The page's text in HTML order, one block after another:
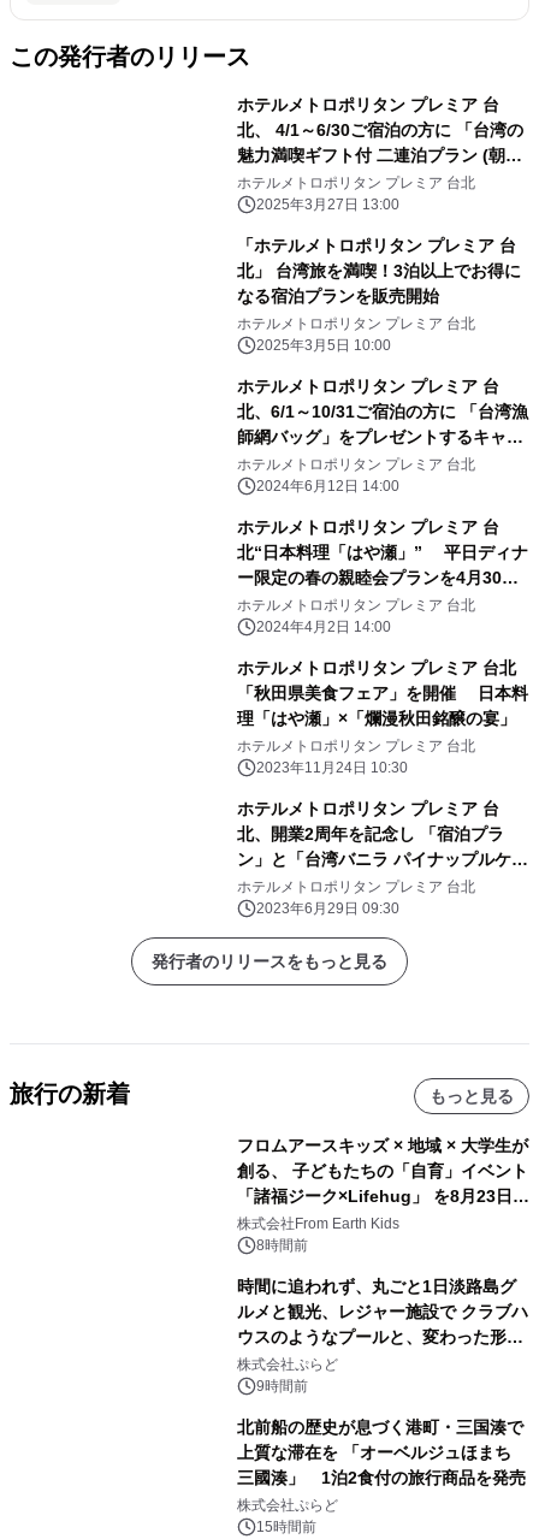
この発行者のリリース
ホテルメトロポリタン プレミア 台
北、 4/1～6/30ご宿泊の方に 「台湾の
魅力満喫ギフト付 二連泊プラン (朝食
付)」 キャンペーンを実施(数量限定)
ホテルメトロポリタン プレミア 台北
2025年3月27日 13:00
「ホテルメトロポリタン プレミア 台
北」 台湾旅を満喫！3泊以上でお得に
なる宿泊プランを販売開始
ホテルメトロポリタン プレミア 台北
2025年3月5日 10:00
ホテルメトロポリタン プレミア 台
北、6/1～10/31ご宿泊の方に 「台湾漁
師網バッグ」をプレゼントするキャン
ペーンを実施
ホテルメトロポリタン プレミア 台北
2024年6月12日 14:00
ホテルメトロポリタン プレミア 台
北“日本料理「はや瀬」” 平日ディナ
ー限定の春の親睦会プランを4月30日
まで提供
ホテルメトロポリタン プレミア 台北
2024年4月2日 14:00
ホテルメトロポリタン プレミア 台北
「秋田県美食フェア」を開催 日本料
理「はや瀬」×「爛漫秋田銘醸の宴」
ホテルメトロポリタン プレミア 台北
2023年11月24日 10:30
ホテルメトロポリタン プレミア 台
北、開業2周年を記念し 「宿泊プラ
ン」と「台湾バニラ パイナップルケー
キ」を発売！
ホテルメトロポリタン プレミア 台北
2023年6月29日 09:30
発行者のリリースをもっと見る
旅行の新着 もっと見る
フロムアースキッズ × 地域 × 大学生が
創る、 子どもたちの「自育」イベント
「諸福ジーク×Lifehug」 を8月23日
(日)開催
株式会社From Earth Kids
8時間前
時間に追われず、丸ごと1日淡路島グ
ルメと観光、レジャー施設で クラブハ
ウスのようなプールと、変わった形の
サウナも 「THE BOXY AWAJI」のお
得な素泊まり連泊プランで
株式会社ぷらど
9時間前
北前船の歴史が息づく港町・三国湊で
上質な滞在を 「オーベルジュほまち
三國湊」 1泊2食付の旅行商品を発売
株式会社ぷらど
15時間前